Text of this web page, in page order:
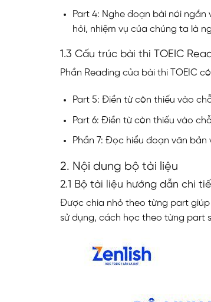
Part 4: Nghe đoạn bài nói
hỏi, nhiệm vụ của chúng ta là
1.3 Cấu trúc bài thi TOEIC
Phần Reading của bài thi TOEIC
Part 5: Điền từ còn thiếu vào
Part 6: Điền từ còn thiếu vào
Phần 7: Đọc hiểu đoạn văn
2. Nội dung bộ tài liệu
2.1 Bộ tài liệu hướng dẫn chi
Được chia nhỏ theo từng part
sử dụng, cách học theo từng part